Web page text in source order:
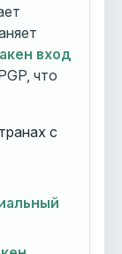
вход
что
с